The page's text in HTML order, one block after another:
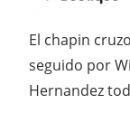
El chapin
seguido por
Hernandez